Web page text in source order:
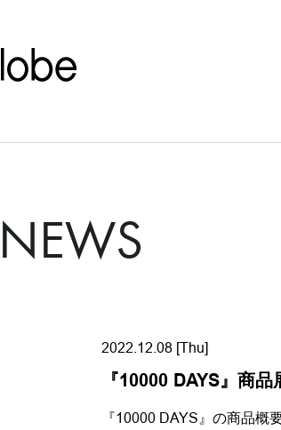
NEWS
2022.12.08 [Thu]
『10000 DAYS』商
『10000 DAYS』の商品概